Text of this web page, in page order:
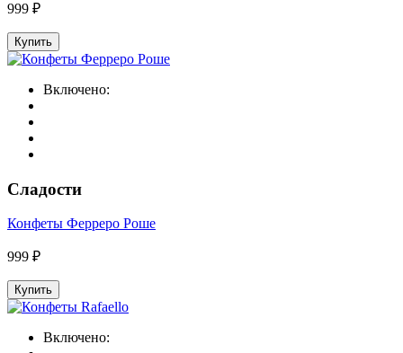
999 ₽
Купить
Включено:
Сладости
Конфеты Ферреро Роше
999 ₽
Купить
Включено: